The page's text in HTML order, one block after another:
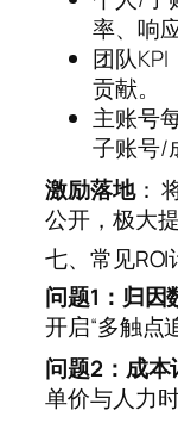
率、响
团队
贡献。
主账号
子账号/
激励落地：
公开，极大
七、常见
问题1：归因
开启“多触点
问题2：成本
单价与人力